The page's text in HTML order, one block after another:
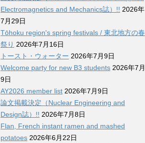
Electromagnetics and Mechanics誌）!! 2026年
7月29日
Tōhoku region's spring festivals / 東北地方の春
祭り 2026年7月16日
トースト・ウォーター 2026年7月9日
Welcome party for new B3 students 2026年7月
9日
AY2026 member list 2026年7月9日
論文掲載決定（Nuclear Engineering and
Design誌）!! 2026年7月8日
Flan, French instant ramen and mashed
potatoes 2026年6月22日